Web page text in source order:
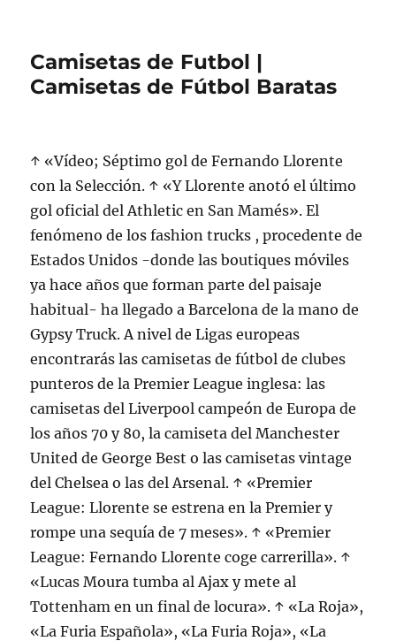
Camisetas de Futbol |
Camisetas de Fútbol Baratas
↑ «Vídeo; Séptimo gol de Fernando Llorente
con la Selección. ↑ «Y Llorente anotó el último
gol oficial del Athletic en San Mamés». El
fenómeno de los fashion trucks , procedente de
Estados Unidos -donde las boutiques móviles
ya hace años que forman parte del paisaje
habitual- ha llegado a Barcelona de la mano de
Gypsy Truck. A nivel de Ligas europeas
encontrarás las camisetas de fútbol de clubes
punteros de la Premier League inglesa: las
camisetas del Liverpool campeón de Europa de
los años 70 y 80, la camiseta del Manchester
United de George Best o las camisetas vintage
del Chelsea o las del Arsenal. ↑ «Premier
League: Llorente se estrena en la Premier y
rompe una sequía de 7 meses». ↑ «Premier
League: Fernando Llorente coge carrerilla». ↑
«Lucas Moura tumba al Ajax y mete al
Tottenham en un final de locura». ↑ «La Roja»,
«La Furia Española», «La Furia Roja», «La